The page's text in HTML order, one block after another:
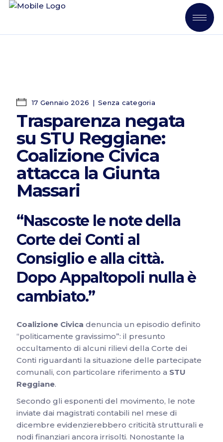
17 Gennaio 2026 Senza categoria
Trasparenza negata
su STU Reggiane:
Coalizione Civica
attacca la Giunta
Massari
“Nascoste le note della
Corte dei Conti al
Consiglio e alla città.
Dopo Appaltopoli nulla è
cambiato.”
Coalizione Civica denuncia un episodio definito
“politicamente gravissimo”: il presunto
occultamento di alcuni rilievi della Corte dei
Conti riguardanti la situazione delle partecipate
comunali, con particolare riferimento a STU
Reggiane.
Secondo gli esponenti del movimento, le note
inviate dai magistrati contabili nel mese di
dicembre evidenzierebbero criticità strutturali e
nodi finanziari ancora irrisolti. Nonostante la